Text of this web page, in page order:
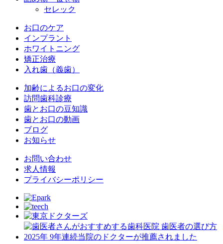
セレック
お口のケア
インプラント
ホワイトニング
矯正治療
入れ歯（義歯）
加齢によるお口の変化
訪問歯科診療
歯とお口の豆知識
歯とお口の動画
ブログ
お知らせ
お問い合わせ
求人情報
プライバシーポリシー